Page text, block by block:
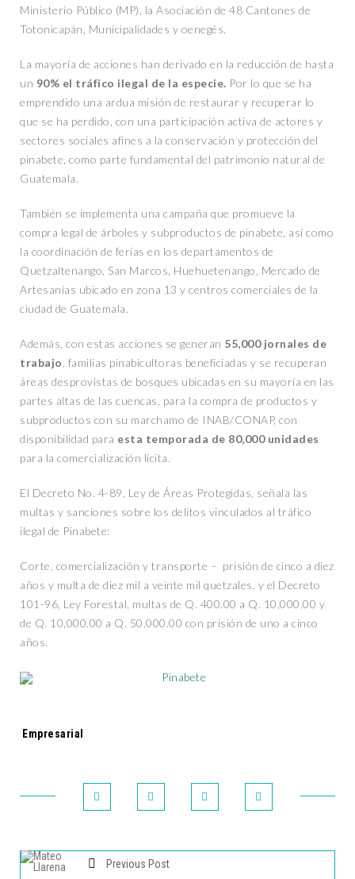
Ministerio Público (MP), la Asociación de 48 Cantones de
Totonicapán, Municipalidades y oenegés.
La mayoría de acciones han derivado en la reducción de hasta
un 90% el tráfico ilegal de la especie. Por lo que se ha
emprendido una ardua misión de restaurar y recuperar lo
que se ha perdido, con una participación activa de actores y
sectores sociales afines a la conservación y protección del
pinabete, como parte fundamental del patrimonio natural de
Guatemala.
También se implementa una campaña que promueve la
compra legal de árboles y subproductos de pinabete, así como
la coordinación de ferias en los departamentos de
Quetzaltenango, San Marcos, Huehuetenango, Mercado de
Artesanías ubicado en zona 13 y centros comerciales de la
ciudad de Guatemala.
Además, con estas acciones se generan 55,000 jornales de
trabajo , familias pinabicultoras beneficiadas y se recuperan
áreas desprovistas de bosques ubicadas en su mayoría en las
partes altas de las cuencas, para la compra de productos y
subproductos con su marchamo de INAB/CONAP, con
disponibilidad para esta temporada de 80,000 unidades
para la comercialización lícita.
El Decreto No. 4-89, Ley de Áreas Protegidas, señala las
multas y sanciones sobre los delitos vinculados al tráfico
ilegal de Pinabete:
Corte, comercialización y transporte – prisión de cinco a diez
años y multa de diez mil a veinte mil quetzales, y el Decreto
101-96, Ley Forestal, multas de Q. 400.00 a Q. 10,000.00 y
de Q. 10,000.00 a Q. 50,000.00 con prisión de uno a cinco
años.
Tags:
Empresarial
Previous Post